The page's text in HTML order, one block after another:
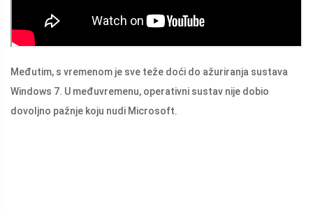
Međutim, s vremenom je sve teže doći do ažuriranja sustava
Windows 7. U međuvremenu, operativni sustav nije dobio
dovoljno pažnje koju nudi Microsoft.